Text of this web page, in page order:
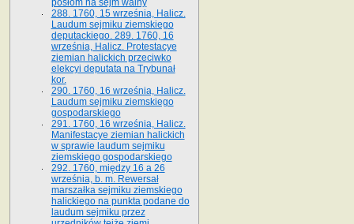
posłom na sejm walny
288. 1760, 15 września, Halicz.
Laudum sejmiku ziemskiego
deputackiego. 289. 1760, 16
września, Halicz. Protestacye
ziemian halickich przeciwko
elekcyi deputata na Trybunał
kor.
290. 1760, 16 września, Halicz.
Laudum sejmiku ziemskiego
gospodarskiego
291. 1760, 16 września, Halicz.
Manifestacye ziemian halickich
w sprawie laudum sejmiku
ziemskiego gospodarskiego
292. 1760, między 16 a 26
września, b. m. Rewersał
marszałka sejmiku ziemskiego
halickiego na punkta podane do
laudum sejmiku przez